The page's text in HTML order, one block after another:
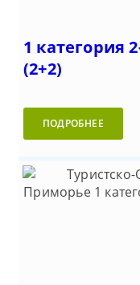
1 категория
(2+2)
ПОДРОБНЕЕ